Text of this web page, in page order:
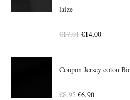
laize
€17,01 €14,00
Coupon Jersey coton
€8,95 €6,90